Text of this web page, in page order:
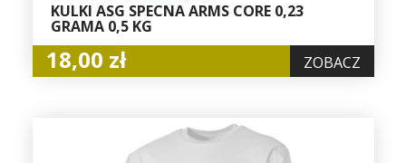
KULKI ASG SPECNA ARMS CORE 0,23
GRAMA 0,5 KG
18,00 zł ZOBACZ